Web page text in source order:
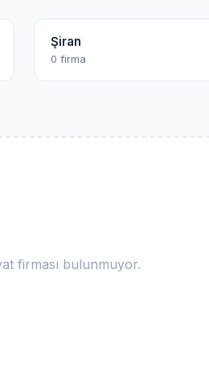
Şiran
0 firma
firması bulunmuyor.